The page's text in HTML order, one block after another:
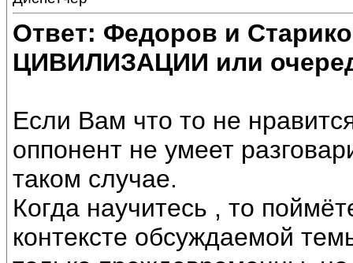
Ответ: Федоров и
ЦИВИЛИЗАЦИИ или
Если Вам что то не
оппонент не умеет
таком случае.
Когда научитесь , то
контексте обсуждаемой